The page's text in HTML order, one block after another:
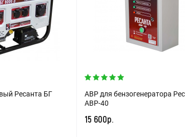
Ресанта БГ
АВР для бензогенератора
АВР-40
15 600р.